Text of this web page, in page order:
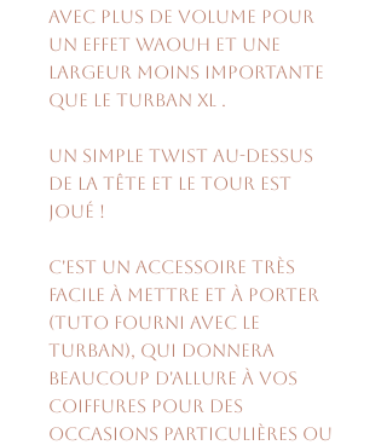
avec plus de volume pour
un effet waouh et une
largeur moins importante
que le turban XL .
Un simple twist au-dessus
de la tête et le tour est
joué !
C'est un accessoire très
facile à mettre et à porter
(tuto fourni avec le
turban), qui donnera
beaucoup d'allure à vos
coiffures pour des
occasions particulières ou